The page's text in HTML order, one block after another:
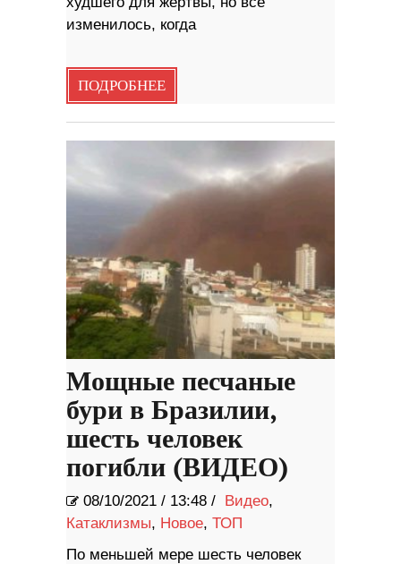
изменилось, когда
ПОДРОБНЕЕ
Мощные песчаные
бури в Бразилии,
шесть человек
погибли (ВИДЕО)
08/10/2021 / 13:48 / Видео,
Катаклизмы, Новое, ТОП
По меньшей мере шесть человек